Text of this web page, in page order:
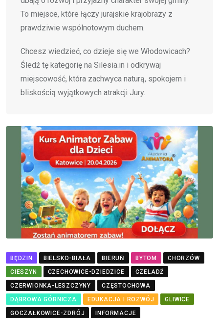
To miejsce, które łączy jurajskie krajobrazy z
prawdziwie wspólnotowym duchem.
Chcesz wiedzieć, co dzieje się we Włodowicach?
Śledź tę kategorię na Silesia.in i odkrywaj
miejscowość, która zachwyca naturą, spokojem i
bliskością wyjątkowych atrakcji Jury.
BĘDZIN BIELSKO-BIAŁA BIERUŃ BYTOM
CHORZÓW
CIESZYN
CZECHOWICE-DZIEDZICE
CZELADŹ
CZERWIONKA-LESZCZYNY
CZĘSTOCHOWA
DĄBROWA GÓRNICZA
EDUKACJA I ROZWÓJ
GLIWICE
GOCZAŁKOWICE-ZDRÓJ
INFORMACJE